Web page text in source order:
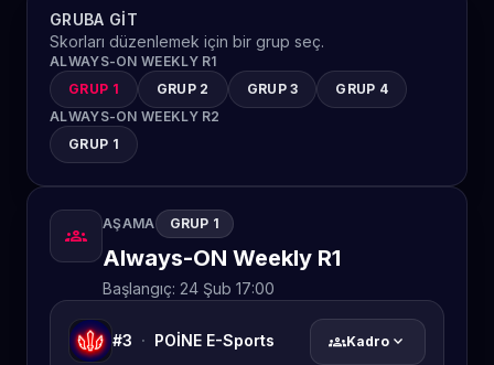
GRUBA GIT
Skorları düzenlemek için bir grup seç.
ALWAYS-ON WEEKLY R1
GRUP 1
GRUP 2 GRUP 3
GRUP 4
ALWAYS-ON WEEKLY R2
GRUP 1
groups AŞAMA GRUP 1
Always-ON Weekly R1
Başlangıç: 24 Şub 17:00
#3 · POİNE E-Sports groupsKadro expand_more